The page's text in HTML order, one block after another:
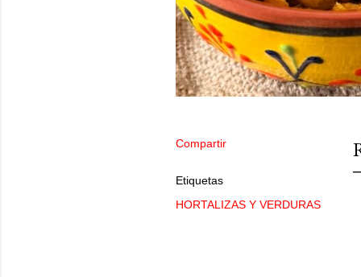
Compartir
Etiquetas
HORTALIZAS Y VERDURAS